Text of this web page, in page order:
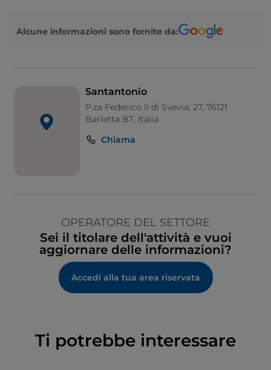
Alcune informazioni sono fornite da:
Santantonio
P.za Federico II di Svevia, 27, 76121
Barletta BT, Italia
Chiama
OPERATORE DEL SETTORE
Sei il titolare dell'attività e vuoi
aggiornare delle informazioni?
Accedi alla tua area riservata
Ti potrebbe interessare